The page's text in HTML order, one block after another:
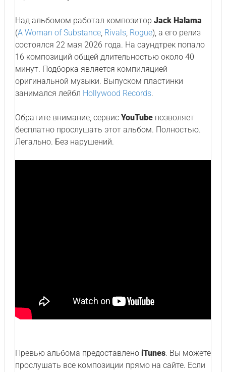
Над альбомом работал композитор Jack Halama
(A Woman of Substance, Rivals, Rogue), а его релиз
состоялся 22 мая 2026 года. На саундтрек попало
16 композиций общей длительностью около 40
минут. Подборка является компиляцией
оригинальной музыки. Выпуском пластинки
занимался лейбл Hollywood Records.
Обратите внимание, сервис YouTubeпозволяет
бесплатно прослушать этот альбом. Полностью.
Легально. Без нарушений.
Превью альбома предоставлено iTunes. Вы можете
прослушать все композиции прямо на сайте. Если